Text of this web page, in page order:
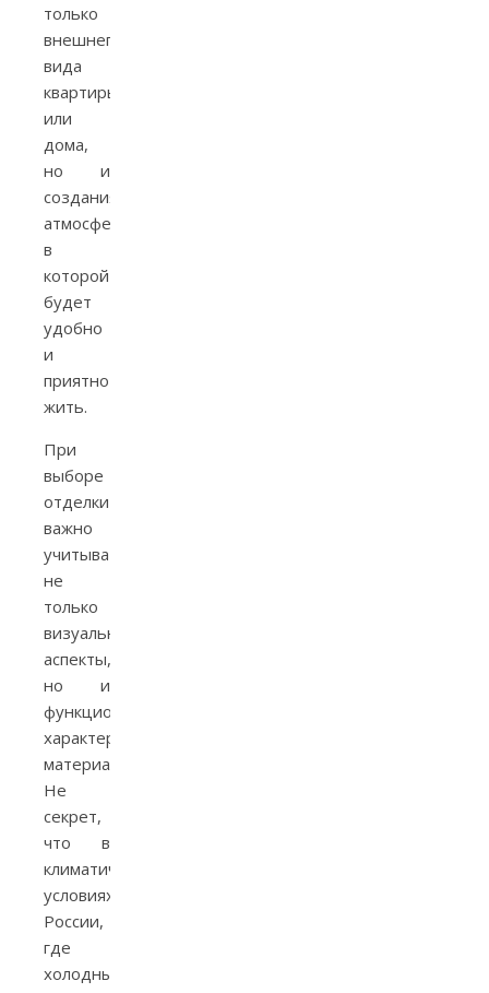
только
внешнего
вида
квартиры
или
дома,
но и
создания
атмосферы,
в
которой
будет
удобно
и
приятно
жить.
При
выборе
отделки
важно
учитывать
не
только
визуальные
аспекты,
но и
функциональные
характеристики
материалов.
Не
секрет,
что в
климатических
условиях
России,
где
холодные